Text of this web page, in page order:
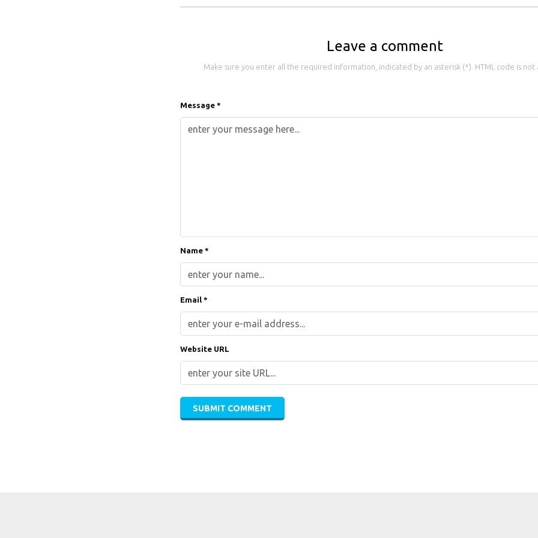
Leave a comment
Make sure you enter all the required information, indicated by an asterisk (*). HTML code is not
Message *
Name *
Email *
Website URL